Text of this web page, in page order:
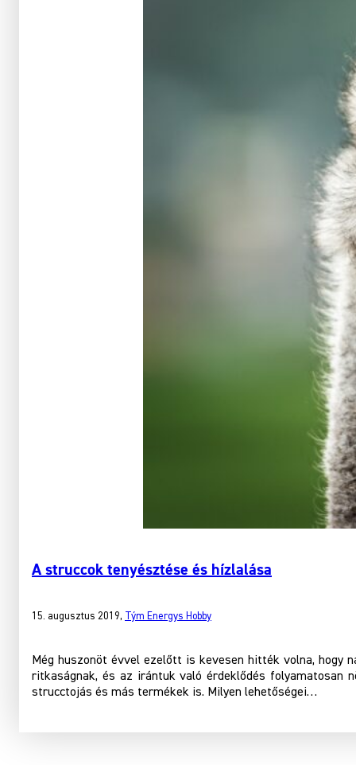
A struccok tenyésztése és hízlalása
15. augusztus 2019, Tým Energys Hobby
Még huszonöt évvel ezelőtt is kevesen hitték volna, hogy
ritkaságnak, és az irántuk való érdeklődés folyamatosan
strucctojás és más termékek is. Milyen lehetőségei…